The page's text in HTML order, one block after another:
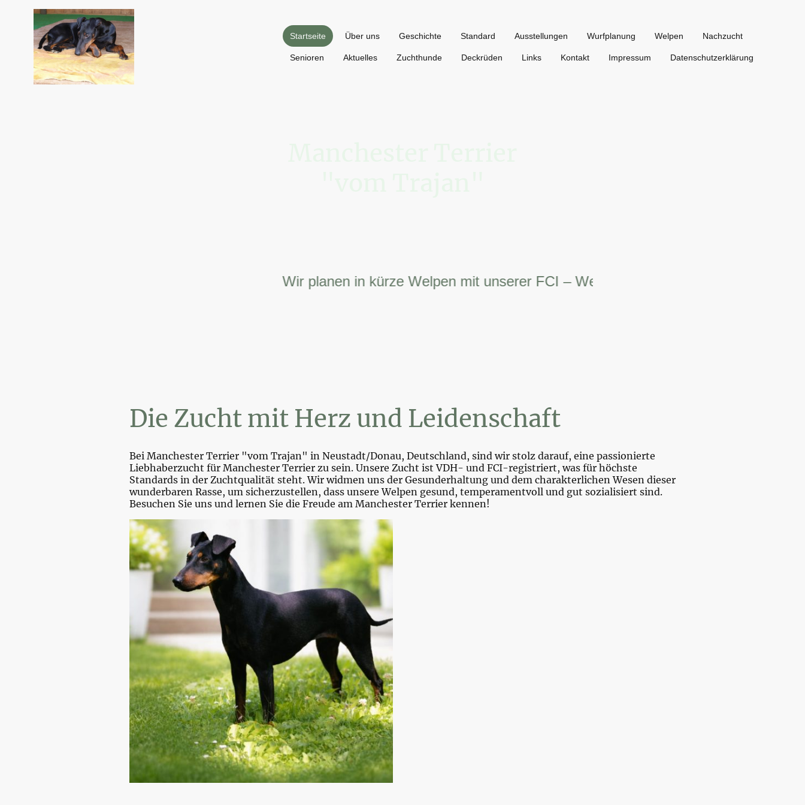
Startseite Über uns Geschichte Standard Ausstellungen Wurfplanung Welpen Nachzucht
Senioren Aktuelles Zuchthunde Deckrüden Links Kontakt Impressum Datenschutzerklärung
Wir planen in kürze Welpen mit unserer FCI – Weltsiegerin.
Die Zucht mit Herz und Leidenschaft
Bei Manchester Terrier "vom Trajan" in Neustadt/Donau, Deutschland, sind wir stolz darauf, eine passionierte
Liebhaberzucht für Manchester Terrier zu sein. Unsere Zucht ist VDH- und FCI-registriert, was für höchste
Standards in der Zuchtqualität steht. Wir widmen uns der Gesunderhaltung und dem charakterlichen Wesen dieser
wunderbaren Rasse, um sicherzustellen, dass unsere Welpen gesund, temperamentvoll und gut sozialisiert sind.
Besuchen Sie uns und lernen Sie die Freude am Manchester Terrier kennen!